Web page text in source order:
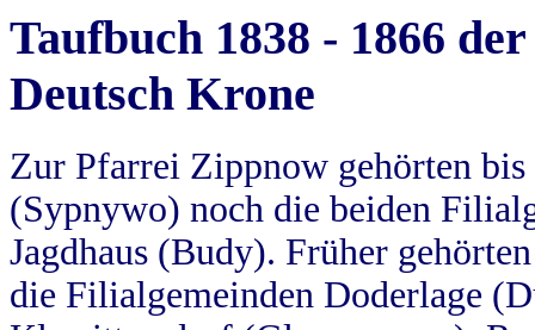
Taufbuch 1838 - 1866
Deutsch Krone
Zur Pfarrei Zippnow gehörten
(Sypnywo) noch die beiden
Jagdhaus (Budy). Früher
die Filialgemeinden Doderlage